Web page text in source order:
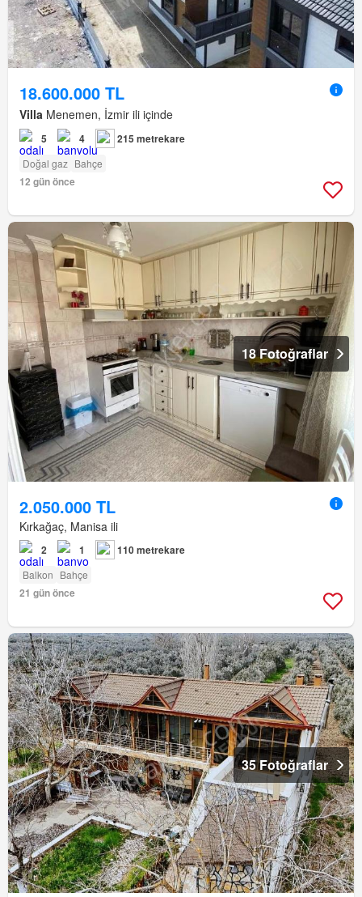
18.600.000 TL
Villa Menemen, İzmir ili içinde
5 4 215 metrekare
Doğal gaz Bahçe
12 gün önce
18 Fotoğraflar
2.050.000 TL
Kırkağaç, Manisa ili
2 1 110 metrekare
Balkon Bahçe
21 gün önce
35 Fotoğraflar